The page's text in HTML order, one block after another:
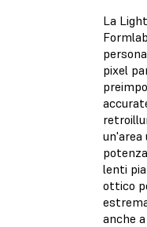
La
pixel
un'area
lenti
ottico
anche